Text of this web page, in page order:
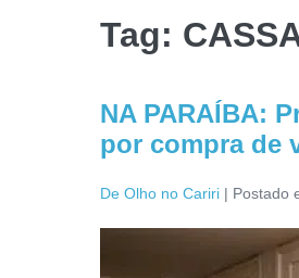
Tag:
NA PARAÍBA:
por compra de
De Olho no Cariri | Postado